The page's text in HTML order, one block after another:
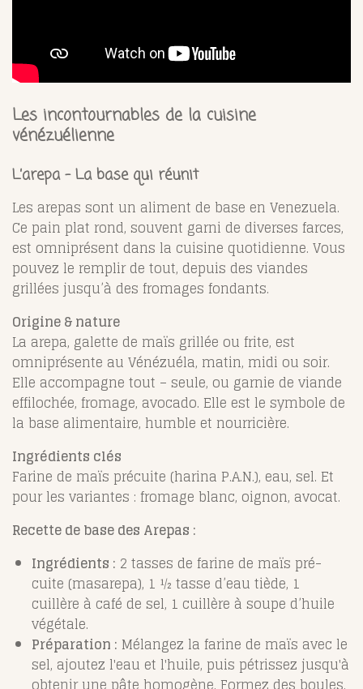
Les incontournables de la cuisine
vénézuélienne
L’arepa – La base qui réunit
Les arepas sont un aliment de base en Venezuela.
Ce pain plat rond, souvent garni de diverses farces,
est omniprésent dans la cuisine quotidienne. Vous
pouvez le remplir de tout, depuis des viandes
grillées jusqu’à des fromages fondants.
Origine & nature
La arepa, galette de maïs grillée ou frite, est
omniprésente au Vénézuéla, matin, midi ou soir.
Elle accompagne tout – seule, ou garnie de viande
effilochée, fromage, avocado. Elle est le symbole de
la base alimentaire, humble et nourricière.
Ingrédients clés
Farine de maïs précuite (harina P.A.N.), eau, sel. Et
pour les variantes : fromage blanc, oignon, avocat.
Recette de base des Arepas :
Ingrédients : 2 tasses de farine de maïs pré-
cuite (masarepa), 1 ½ tasse d’eau tiède, 1
cuillère à café de sel, 1 cuillère à soupe d’huile
végétale.
Préparation : Mélangez la farine de maïs avec le
sel, ajoutez l'eau et l'huile, puis pétrissez jusqu'à